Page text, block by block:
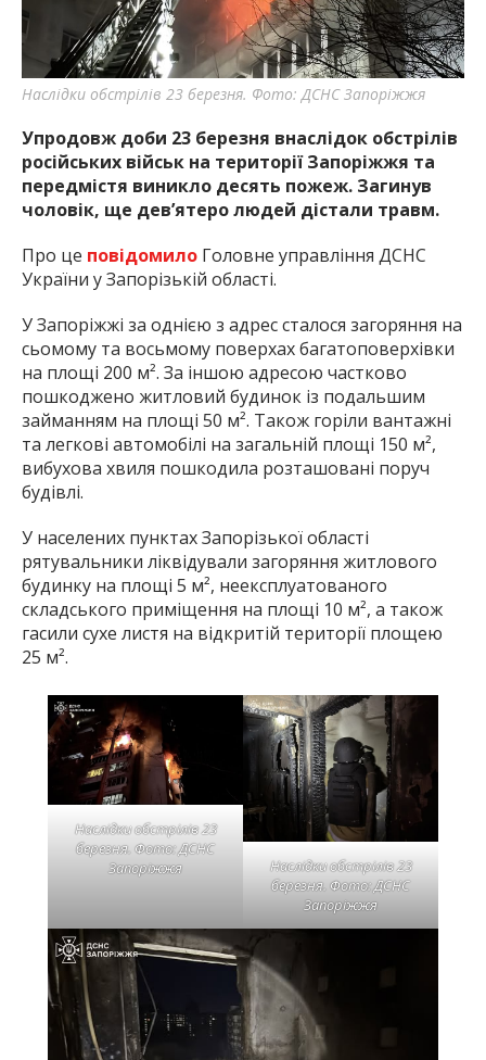
найважливішу інформацію про події
міста Запоріжжя та області.
Наслідки обстрілів 23 березня. Фото: ДСНС Запоріжжя
Упродовж доби 23 березня внаслідок обстрілів
російських військ на території Запоріжжя та
передмістя виникло десять пожеж. Загинув
чоловік, ще дев’ятеро людей дістали травм.
Про це повідомило Головне управління ДСНС
України у Запорізькій області.
У Запоріжжі за однією з адрес сталося загоряння на
сьомому та восьмому поверхах багатоповерхівки
на площі 200 м². За іншою адресою частково
пошкоджено житловий будинок із подальшим
займанням на площі 50 м². Також горіли вантажні
та легкові автомобілі на загальній площі 150 м²,
вибухова хвиля пошкодила розташовані поруч
будівлі.
У населених пунктах Запорізької області
рятувальники ліквідували загоряння житлового
будинку на площі 5 м², неексплуатованого
складського приміщення на площі 10 м², а також
гасили сухе листя на відкритій території площею
25 м².
Наслідки обстрілів 23
березня. Фото: ДСНС
Запоріжжя
Наслідки обстрілів 23
березня. Фото: ДСНС
Запоріжжя